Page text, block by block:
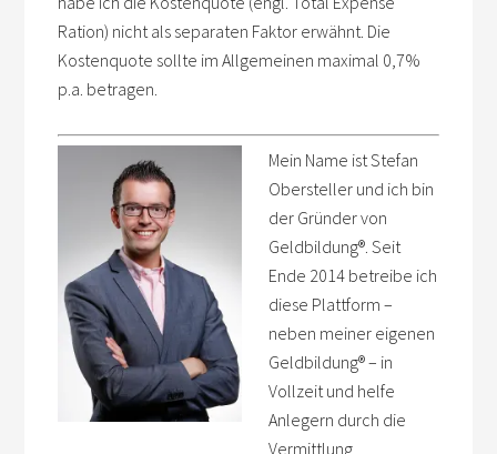
Ration) nicht als separaten Faktor erwähnt. Die
Kostenquote sollte im Allgemeinen maximal 0,7%
p.a. betragen.
Mein Name ist Stefan
Obersteller und ich bin
der Gründer von
Geldbildung®. Seit
Ende 2014 betreibe ich
diese Plattform –
neben meiner eigenen
Geldbildung®– in
Vollzeit und helfe
Anlegern durch die
Vermittlung